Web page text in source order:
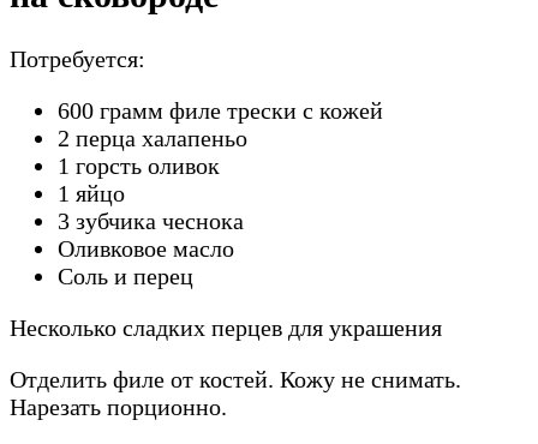
Потребуется:
600 грамм филе трески с кожей
2 перца халапеньо
1 горсть оливок
1 яйцо
3 зубчика чеснока
Оливковое масло
Соль и перец
Несколько сладких перцев для украшения
Отделить филе от костей. Кожу не снимать.
Нарезать порционно.